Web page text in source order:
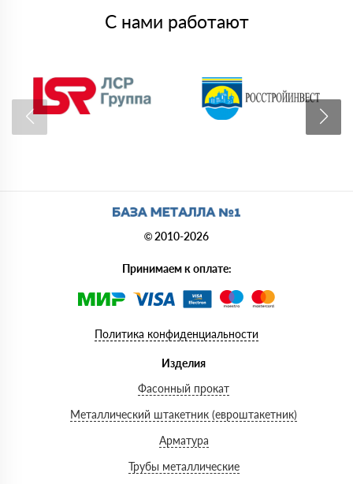
С нами работают
© 2010-2026
Принимаем к оплате:
Политика конфиденциальности
Изделия
Фасонный прокат
Металлический штакетник (евроштакетник)
Арматура
Трубы металлические